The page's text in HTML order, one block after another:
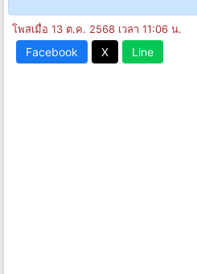
โพสเมื่อ 13 ต.ค. 2568 เวลา 11:06 น.
Facebook X Line